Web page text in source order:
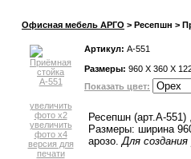
Офисная мебель АРГО > Ресепшн >
Артикул: А-551
Размеры: 960 X 360 X
Показать цвет:
увеличить
фото x2
увеличить
фото x4
версия для
печати
Ресепшн (арт.А-
Размеры: ширина
арозо.Для